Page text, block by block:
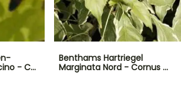
- C…
Benthams Hartriegel
Marginata Nord - Cornus …